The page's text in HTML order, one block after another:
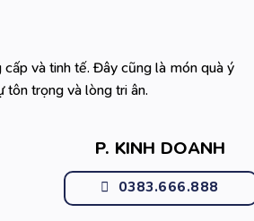
và tinh tế. Đây cũng là món quà ý
tôn trọng và lòng tri ân.
P. KINH DOANH
0383.666.888